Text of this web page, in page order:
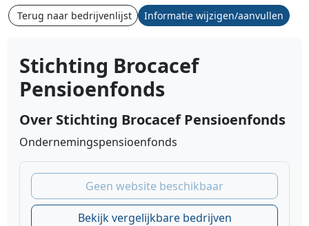
Terug naar bedrijvenlijst Informatie wijzigen/aanvullen
Stichting Brocacef
Pensioenfonds
Over Stichting Brocacef Pensioenfonds
Ondernemingspensioenfonds
Geen website beschikbaar
Bekijk vergelijkbare bedrijven